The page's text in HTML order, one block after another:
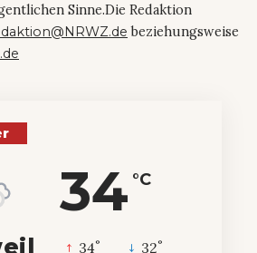
Sinne.Die Redaktion
beziehungsweise
34 °C
34° 32°